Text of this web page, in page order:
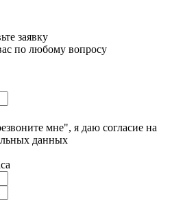
заявку
по любому вопросу
мне", я даю согласие на
данных